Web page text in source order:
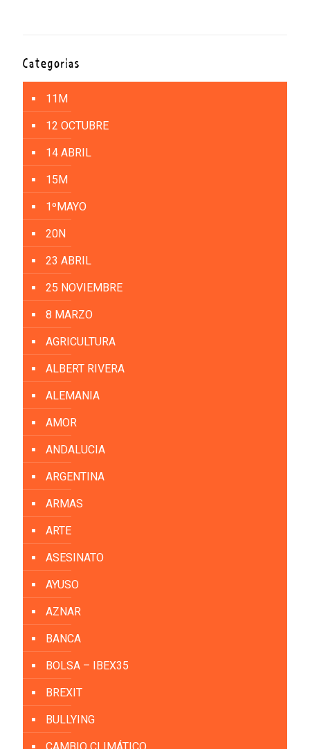
Categorías
11M
12 OCTUBRE
14 ABRIL
15M
1ºMAYO
20N
23 ABRIL
25 NOVIEMBRE
8 MARZO
AGRICULTURA
ALBERT RIVERA
ALEMANIA
AMOR
ANDALUCIA
ARGENTINA
ARMAS
ARTE
ASESINATO
AYUSO
AZNAR
BANCA
BOLSA – IBEX35
BREXIT
BULLYING
CAMBIO CLIMÁTICO